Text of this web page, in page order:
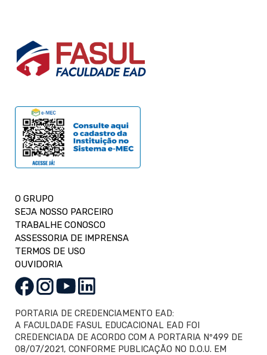
O GRUPO
SEJA NOSSO PARCEIRO
TRABALHE CONOSCO
ASSESSORIA DE IMPRENSA
TERMOS DE USO
OUVIDORIA
PORTARIA DE CREDENCIAMENTO EAD:
A FACULDADE FASUL EDUCACIONAL EAD FOI
CREDENCIADA DE ACORDO COM A PORTARIA Nº499 DE
08/07/2021, CONFORME PUBLICAÇÃO NO D.O.U. EM